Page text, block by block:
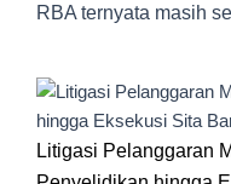
RBA ternyata masih
Litigasi Pelanggaran